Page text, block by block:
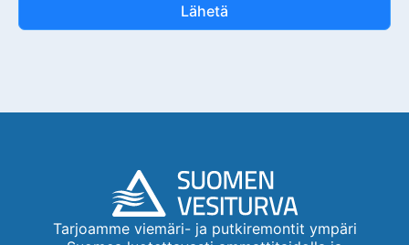
Lähetä
Tarjoamme viemäri- ja putkiremontit ympäri